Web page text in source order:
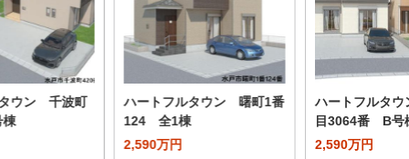
ウン 千波町
ハートフルタウン 曙町1番
124 全1棟
2,590万円
ハートフルタ
目3064番 B号
2,590万円